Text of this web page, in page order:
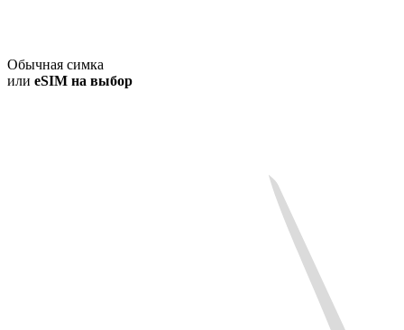
Обычная симка
или eSIM на выбор